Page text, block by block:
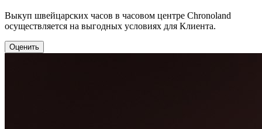
Выкуп швейцарских часов в часовом центре Chronoland
осуществляется на выгодных условиях для Клиента.
Оценить